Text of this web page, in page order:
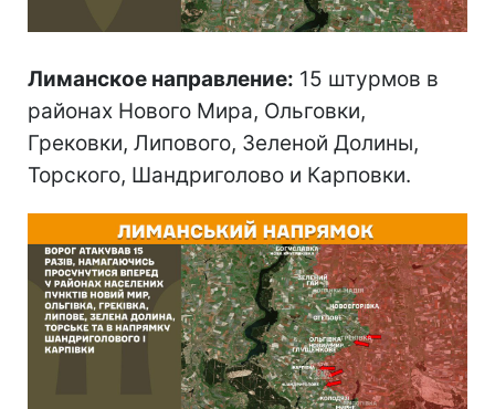
Лиманское направление: 15 штурмов в
районах Нового Мира, Ольговки,
Грековки, Липового, Зеленой Долины,
Торского, Шандриголово и Карповки.